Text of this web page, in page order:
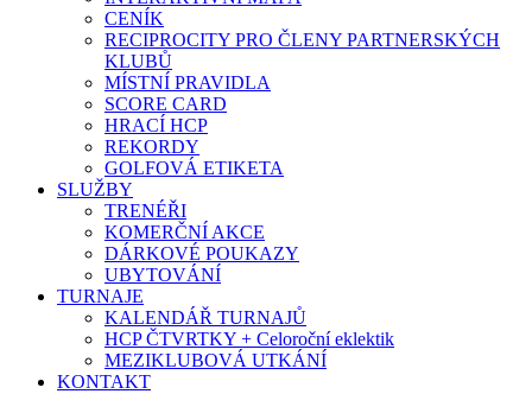
CENÍK
RECIPROCITY PRO ČLENY PARTNERSKÝCH
KLUBŮ
MÍSTNÍ PRAVIDLA
SCORE CARD
HRACÍ HCP
REKORDY
GOLFOVÁ ETIKETA
SLUŽBY
TRENÉŘI
KOMERČNÍ AKCE
DÁRKOVÉ POUKAZY
UBYTOVÁNÍ
TURNAJE
KALENDÁŘ TURNAJŮ
HCP ČTVRTKY + Celoroční eklektik
MEZIKLUBOVÁ UTKÁNÍ
KONTAKT